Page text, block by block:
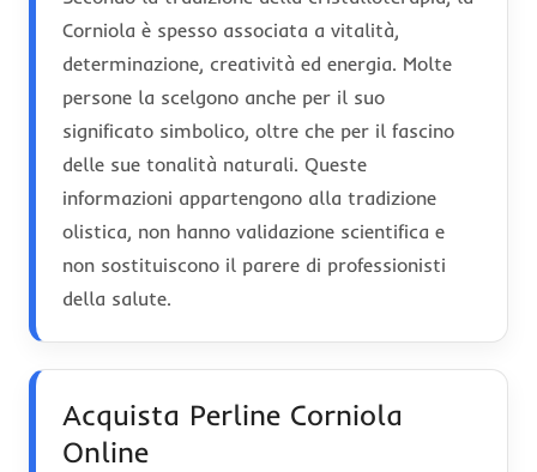
Corniola è spesso associata a vitalità,
determinazione, creatività ed energia. Molte
persone la scelgono anche per il suo
significato simbolico, oltre che per il fascino
delle sue tonalità naturali. Queste
informazioni appartengono alla tradizione
olistica, non hanno validazione scientifica e
non sostituiscono il parere di professionisti
della salute.
Acquista Perline Corniola
Online